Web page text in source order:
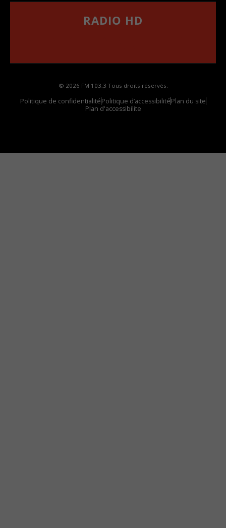
RADIO HD
© 2026 FM 103,3 Tous droits réservés.
Politique de confidentialitéPolitique d’accessibilitéPlan du site
Plan d'accessibilite